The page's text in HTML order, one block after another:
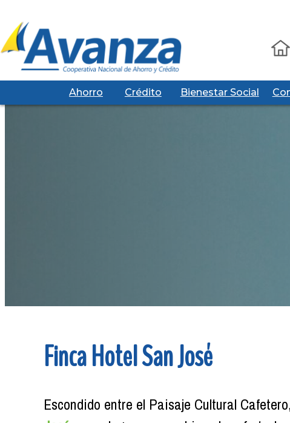
Ahorro Crédito Bienestar Social
Finca Hotel San José
Escondido entre el Paisaje Cultural